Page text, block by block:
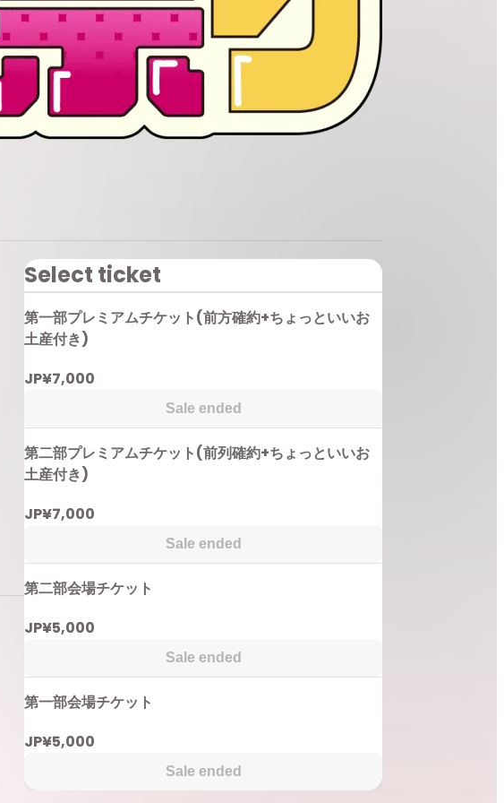
Select ticket
第一部プレミアムチケット(前方確約+ちょっといいお
土産付き)
JP¥7,000
Sale ended
第二部プレミアムチケット(前列確約+ちょっといいお
土産付き)
JP¥7,000
Sale ended
第二部会場チケット
JP¥5,000
Sale ended
第一部会場チケット
JP¥5,000
Sale ended